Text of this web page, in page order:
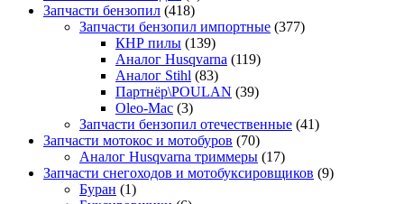
Запчасти бензопил (418)
Запчасти бензопил импортные (377)
КНР пилы (139)
Аналог Husqvarna (119)
Аналог Stihl (83)
Партнёр\POULAN (39)
Oleo-Mac (3)
Запчасти бензопил отечественные (41)
Запчасти мотокос и мотобуров (70)
Аналог Husqvarna триммеры (17)
Запчасти снегоходов и мотобуксировщиков (9)
Буран (1)